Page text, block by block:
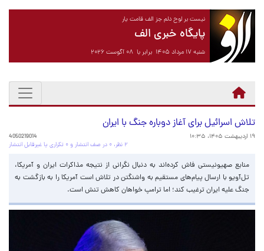
نیست بر لوح دلم جز الف قامت یار
پایگاه خبری الف
شنبه ۱۷ مرداد ۱۴۰۵ برابر با ۰۸ آگوست ۲۰۲۶
تلاش اسرائیل برای آغاز دوباره جنگ با ایران
۱۹ اردیبهشت ۱۴۰۵، ۱۰:۳۵
4050219014
۲ نظر، ۰ در صف انتشار و ۰ تکراری یا غیرقابل انتشار
منابع صهیونیستی فاش کرده‌اند به دنبال نگرانی از نتیجه مذاکرات ایران و آمریکا،
تل‌آویو با ارسال پیام‌های مستقیم به واشنگتن در تلاش است آمریکا را به بازگشت به
جنگ علیه ایران ترغیب کند؛ اما ترامپ خواهان کاهش تنش است.